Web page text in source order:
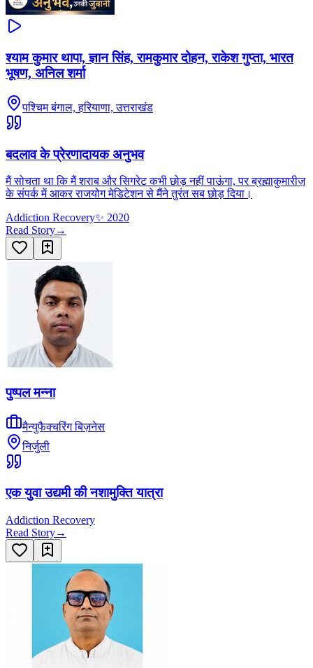
श्याम कुमार थापा, ज्ञान सिंह, रामकुमार दोहन, राकेश गुप्ता, भारत
भूषण, अनिल शर्मा
पश्चिम बंगाल, हरियाणा, उत्तराखंड
बदलाव के प्रेरणादायक अनुभव
मैं सोचता था कि मैं शराब और सिगरेट कभी छोड़ नहीं पाऊंगा, पर ब्रह्माकुमारीज़
के संपर्क में आकर राजयोग मेडिटेशन से मैंने तुरंत सब छोड़ दिया।
Addiction Recovery✨ 2020
Read Story→
पुष्पल मन्ना
मैन्युफैक्चरिंग बिज़नेस
निर्जुली
एक युवा उद्यमी की नशामुक्ति यात्रा
Addiction Recovery
Read Story→